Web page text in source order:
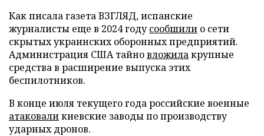
Как писала газета ВЗГЛЯД, испанские
журналисты еще в 2024 годусообщили о сети
скрытых украинских оборонных предприятий.
Администрация США тайновложилакрупные
средства в расширение выпуска этих
беспилотников.
В конце июля текущего года российские военные
атаковаликиевские заводы по производству
ударных дронов.